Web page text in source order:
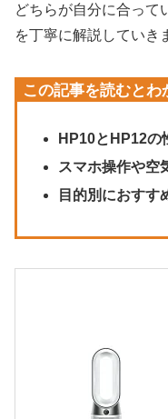
どちらが自分に合って
を丁寧に解説していき
この記事を読むとわ
HP10とHP12の
スマホ操作や空
目的別におすす